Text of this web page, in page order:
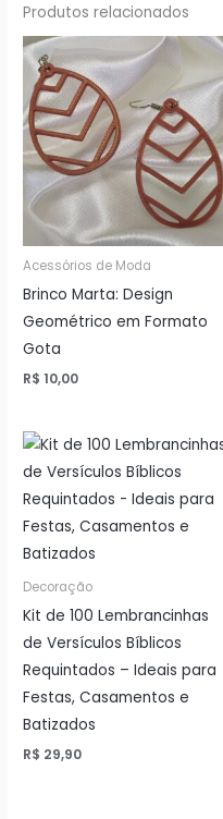
Produtos relacionados
Acessórios de Moda
Brinco Marta: Design
Geométrico em Formato
Gota
R$ 10,00
Decoração
Kit de 100 Lembrancinhas
de Versículos Bíblicos
Requintados – Ideais para
Festas, Casamentos e
Batizados
R$ 29,90